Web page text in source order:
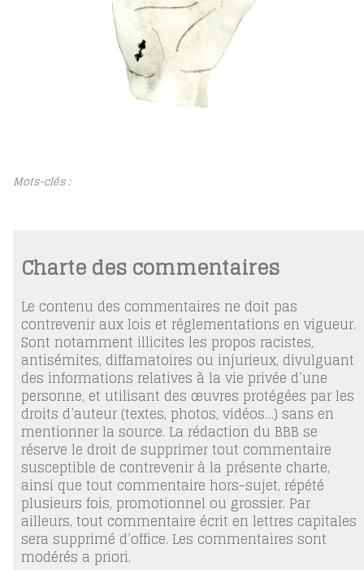
Mots-clés :
Charte des commentaires
Le contenu des commentaires ne doit pas
contrevenir aux lois et réglementations en vigueur.
Sont notamment illicites les propos racistes,
antisémites, diffamatoires ou injurieux, divulguant
des informations relatives à la vie privée d’une
personne, et utilisant des œuvres protégées par les
droits d’auteur (textes, photos, vidéos…) sans en
mentionner la source. La rédaction du BBB se
réserve le droit de supprimer tout commentaire
susceptible de contrevenir à la présente charte,
ainsi que tout commentaire hors-sujet, répété
plusieurs fois, promotionnel ou grossier. Par
ailleurs, tout commentaire écrit en lettres capitales
sera supprimé d’office. Les commentaires sont
modérés a priori.